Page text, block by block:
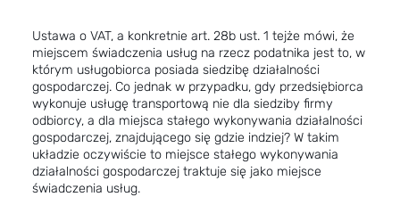
Ustawa o VAT, a konkretnie art. 28b ust. 1 tejże mówi, że
miejscem świadczenia usług na rzecz podatnika jest to, w
którym usługobiorca posiada siedzibę działalności
gospodarczej. Co jednak w przypadku, gdy przedsiębiorca
wykonuje usługę transportową nie dla siedziby firmy
odbiorcy, a dla miejsca stałego wykonywania działalności
gospodarczej, znajdującego się gdzie indziej? W takim
układzie oczywiście to miejsce stałego wykonywania
działalności gospodarczej traktuje się jako miejsce
świadczenia usług.